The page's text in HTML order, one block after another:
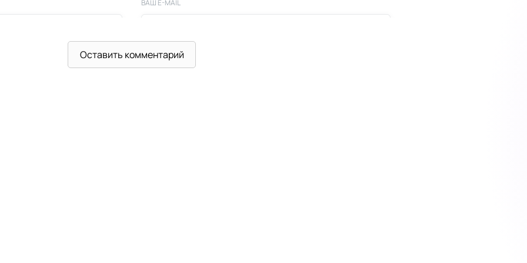
ВАШ E-MAIL
Оставить комментарий